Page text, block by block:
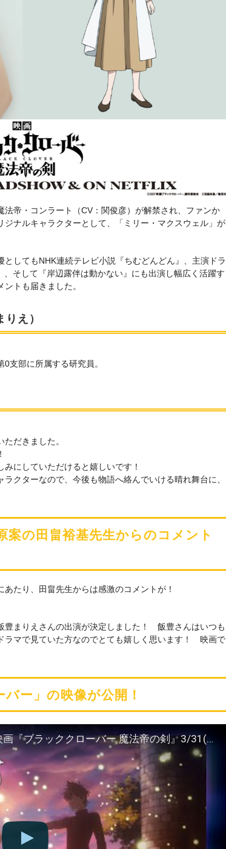
帝・コンラート（CV：関俊彦）が解禁され、ファンか
ナルキャラクターとして、「ミリー・マクスウェル」が
してもNHK連続テレビ小説『ちむどんどん』、主演ドラ
そして『岸辺露伴は動かない』にも出演し幅広く活躍す
トも届きました。
え）
支部に所属する研究員。
だきました。
にしていただけると嬉しいです！
クターなので、今後も物語へ絡んでいける晴れ舞台に、
案の田畠裕基先生からのコメント
たり、田畠先生からは感激のコメントが！
豊まりえさんの出演が決定しました！ 飯豊さんはいつも
ラマで見ていた方なのでとても嬉しく思います！ 映画で
ー」の映像が公開！
１分でわかるブラッククローバー／映画『ブラッククローバー 魔法帝の剣』3/31(金)ロードショー